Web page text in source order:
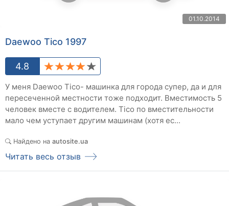
01.10.2014
Daewoo Tico 1997
4.8
У меня Daewoo Tico- машинка для города супер, да и для
пересеченной местности тоже подходит. Вместимость 5
человек вместе с водителем. Tico по вместительности
мало чем уступает другим машинам (хотя ес...
Найдено на autosite.ua
Читать весь отзыв